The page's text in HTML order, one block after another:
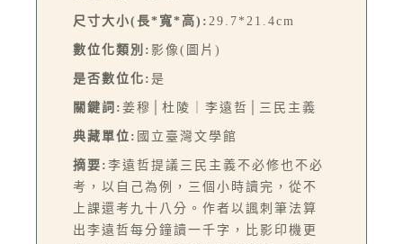
尺寸大小(長*寬*高): 29.7*21.4cm
數位化類別: 影像(圖片)
是否數位化: 是
關鍵詞: 姜穆│杜陵｜李遠哲│三民主義
典藏單位: 國立臺灣文學館
摘要: 李遠哲提議三民主義不必修也不必
考，以自己為例，三個小時讀完，從不
上課還考九十八分。作者以諷刺筆法算
出李遠哲每分鐘讀一千字，比影印機更